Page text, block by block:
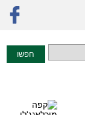
חפשו